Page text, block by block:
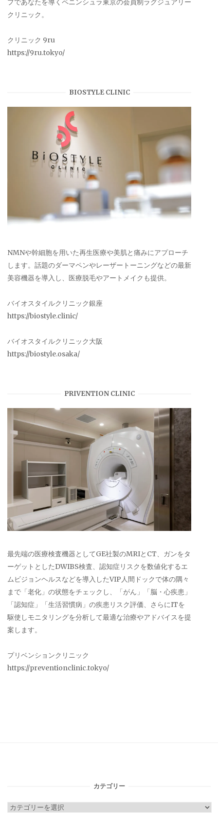
プであなたを導くペニンシュラ東京の会員制ラグジュアリー
クリニック。
クリニック 9ru
https://9ru.tokyo/
BIOSTYLE CLINIC
NMNや幹細胞を用いた再生医療や美肌と痛みにアプローチ
します。話題のダーマペンやレーザートーニングなどの最新
美容機器を導入し、医療脱毛やアートメイクも提供。
バイオスタイルクリニック銀座
https://biostyle.clinic/
バイオスタイルクリニック大阪
https://biostyle.osaka/
PRIVENTION CLINIC
最先端の医療検査機器としてGE社製のMRIとCT、ガンをタ
ーゲットとしたDWIBS検査、認知症リスクを数値化するエ
ムビジョンヘルスなどを導入したVIP人間ドックで体の隅々
まで「老化」の状態をチェックし、「がん」「脳・心疾患」
「認知症」「生活習慣病」の疾患リスク評価、さらにITを
駆使しモニタリングを分析して最適な治療やアドバイスを提
案します。
プリベンションクリニック
https://preventionclinic.tokyo/
カテゴリー
カ